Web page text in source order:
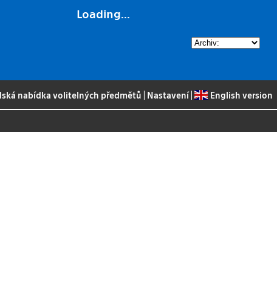
Loading...
nabídka volitelných předmětů Nastavení| English version